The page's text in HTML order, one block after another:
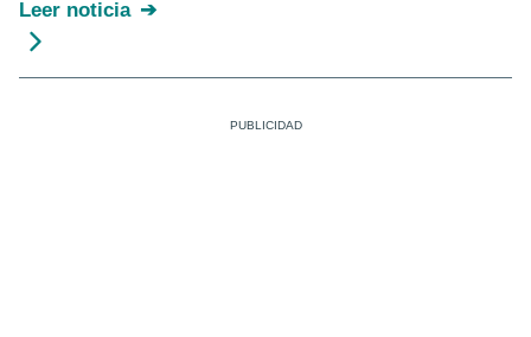
Leer noticia